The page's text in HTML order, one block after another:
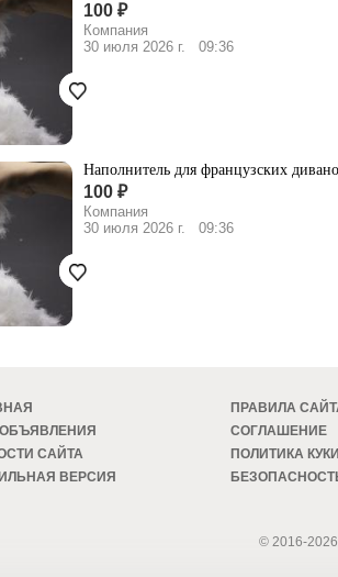
100 ₽
Компания
30 июля 2026 г. 09:36
Наполнитель для французских
100 ₽
Компания
30 июля 2026 г. 09:36
САЙТА
ВЕРСИЯ
ПРАВИЛА
СОГЛАШЕНИЕ
ПОЛИТИКА КУКИ
© 2016-